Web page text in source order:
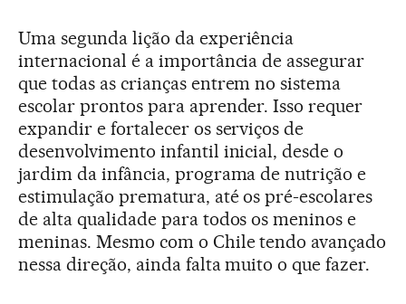
Uma segunda lição da experiência
internacional é a importância de assegurar
que todas as crianças entrem no sistema
escolar prontos para aprender. Isso requer
expandir e fortalecer os serviços de
desenvolvimento infantil inicial, desde o
jardim da infância, programa de nutrição e
estimulação prematura, até os pré-escolares
de alta qualidade para todos os meninos e
meninas. Mesmo com o Chile tendo avançado
nessa direção, ainda falta muito o que fazer.